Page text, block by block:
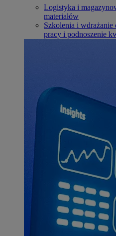
Logistyka i
materiałów
Szkolenia i wdrażanie
pracy i podnoszenie